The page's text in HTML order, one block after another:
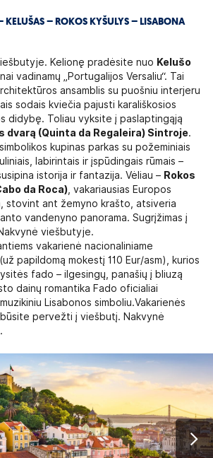
KELUŠAS – ROKOS KYŠULYS – LISABONA
Kelionę pradėsite nuo Kelušo
vadinamų „Portugalijos Versaliu“. Tai
ansamblis su puošniu interjeru
sodais kviečia pajusti karališkosios
didybę. Toliau vyksite į paslaptingąją
dvarą (Quinta da Regaleira) Sintroje.
kupinas parkas su požeminiais
labirintais ir įspūdingais rūmais –
istorija ir fantazija. Vėliau – Rokos
da Roca) , vakariausias Europos
stovint ant žemyno krašto, atsiveria
vandenyno panorama. Sugrįžimas į
viešbutyje.
vakarienė nacionaliniame
papildomą mokestį 110 Eur/asm), kurios
fado – ilgesingų, panašių į bliuzą
dainų romantika Fado oficialiai
Lisabonos simboliu.Vakarienės
pervežti į viešbutį. Nakvynė